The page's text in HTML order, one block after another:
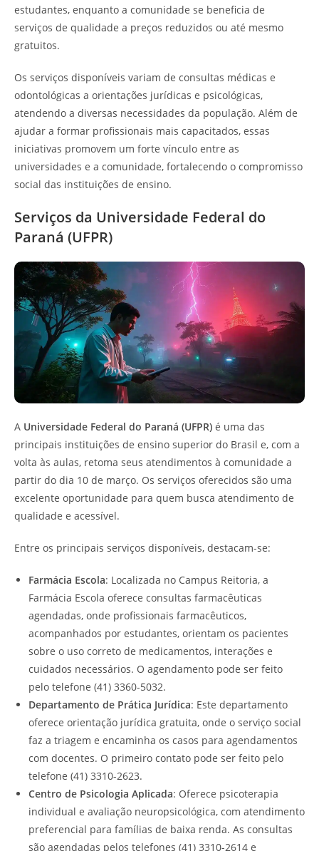
estudantes, enquanto a comunidade se beneficia de
serviços de qualidade a preços reduzidos ou até mesmo
gratuitos.
Os serviços disponíveis variam de consultas médicas e
odontológicas a orientações jurídicas e psicológicas,
atendendo a diversas necessidades da população. Além de
ajudar a formar profissionais mais capacitados, essas
iniciativas promovem um forte vínculo entre as
universidades e a comunidade, fortalecendo o compromisso
social das instituições de ensino.
Serviços da Universidade Federal do
Paraná (UFPR)
A Universidade Federal do Paraná (UFPR) é uma das
principais instituições de ensino superior do Brasil e, com a
volta às aulas, retoma seus atendimentos à comunidade a
partir do dia 10 de março. Os serviços oferecidos são uma
excelente oportunidade para quem busca atendimento de
qualidade e acessível.
Entre os principais serviços disponíveis, destacam-se:
Farmácia Escola: Localizada no Campus Reitoria, a
Farmácia Escola oferece consultas farmacêuticas
agendadas, onde profissionais farmacêuticos,
acompanhados por estudantes, orientam os pacientes
sobre o uso correto de medicamentos, interações e
cuidados necessários. O agendamento pode ser feito
pelo telefone (41) 3360-5032.
Departamento de Prática Jurídica: Este departamento
oferece orientação jurídica gratuita, onde o serviço social
faz a triagem e encaminha os casos para agendamentos
com docentes. O primeiro contato pode ser feito pelo
telefone (41) 3310-2623.
Centro de Psicologia Aplicada: Oferece psicoterapia
individual e avaliação neuropsicológica, com atendimento
preferencial para famílias de baixa renda. As consultas
são agendadas pelos telefones (41) 3310-2614 e